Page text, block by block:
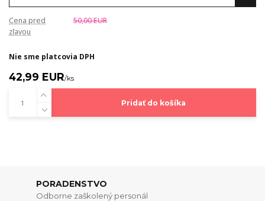
Cena pred
zľavou
50,00 EUR
Nie sme platcovia DPH
42,99 EUR/ks
Pridať do košíka
PORADENSTVO
Odborne zaškolený personál